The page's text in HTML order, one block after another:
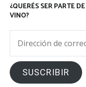
¿QUERÉS SER PARTE
VINO?
correo
electrónico
SUSCRIBIR